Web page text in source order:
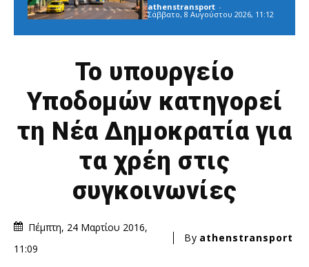
athenstransport -
Σάββατο, 8 Αυγούστου 2026, 11:12
Το υπουργείο
Υποδομών κατηγορεί
τη Νέα Δημοκρατία για
τα χρέη στις
συγκοινωνίες
Πέμπτη, 24 Μαρτίου 2016,
11:09
By athenstransport